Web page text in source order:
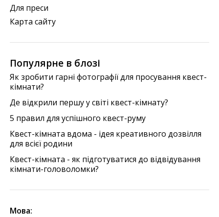
Для преси
Карта сайту
Популярне в блозі
Як зробити гарні фотографії для просування квест-
кімнати?
Де відкрили першу у світі квест-кімнату?
5 правил для успішного квест-руму
Квест-кімната вдома - ідея креативного дозвілля
для всієї родини
Квест-кімната - як підготуватися до відвідування
кімнати-головоломки?
Мова: